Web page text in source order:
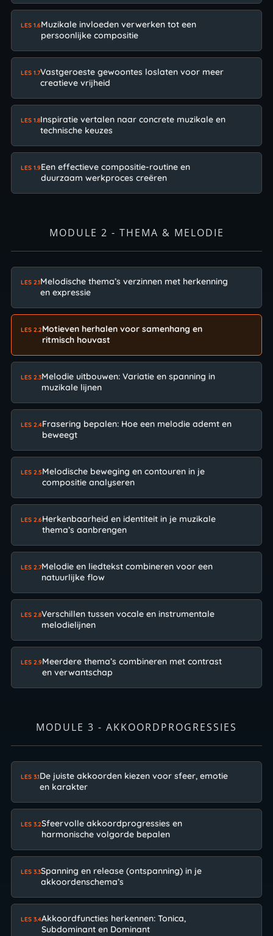
LES 1.6Muzikale invloeden verwerken tot een
persoonlijke compositie
LES 1.7Vastgeroeste gewoontes loslaten voor meer
creatieve vrijheid
LES 1.8Inspiratie vertalen naar concrete muzikale en
technische keuzes
LES 1.9Een effectieve compositie-routine en
duurzaam werkproces creëren
MODULE 2 - THEMA & MELODIE
LES 2.1Melodische thema’s verzinnen met herkenning
en expressie
LES 2.2Motieven herhalen voor samenhang en
ritmisch houvast
LES 2.3Melodie uitbouwen: Variatie en spanning in
muzikale lijnen
LES 2.4Frasering bepalen: Hoe een melodie ademt en
beweegt
LES 2.5Melodische beweging en contouren in je
compositie analyseren
LES 2.6Herkenbaarheid en identiteit in je muzikale
thema’s aanbrengen
LES 2.7Melodie en liedtekst combineren voor een
natuurlijke flow
LES 2.8Verschillen tussen vocale en instrumentale
melodielijnen
LES 2.9Meerdere thema’s combineren met contrast
en verwantschap
MODULE 3 - AKKOORDPROGRESSIES
LES 3.1De juiste akkoorden kiezen voor sfeer, emotie
en karakter
LES 3.2Sfeervolle akkoordprogressies en
harmonische volgorde bepalen
LES 3.3Spanning en release (ontspanning) in je
akkoordenschema’s
LES 3.4Akkoordfuncties herkennen: Tonica,
Subdominant en Dominant